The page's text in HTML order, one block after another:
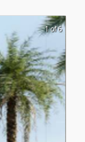
1 of 6